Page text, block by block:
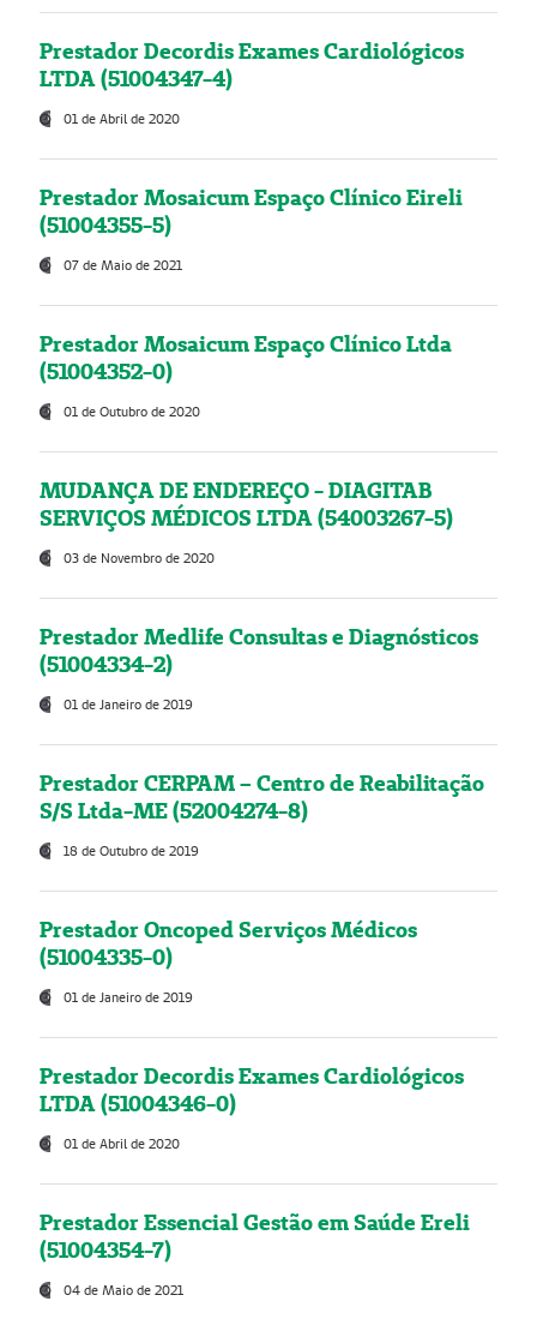
Prestador Decordis Exames Cardiológicos
LTDA (51004347-4)
01 de Abril de 2020
Prestador Mosaicum Espaço Clínico Eireli
(51004355-5)
07 de Maio de 2021
Prestador Mosaicum Espaço Clínico Ltda
(51004352-0)
01 de Outubro de 2020
MUDANÇA DE ENDEREÇO - DIAGITAB
SERVIÇOS MÉDICOS LTDA (54003267-5)
03 de Novembro de 2020
Prestador Medlife Consultas e Diagnósticos
(51004334-2)
01 de Janeiro de 2019
Prestador CERPAM – Centro de Reabilitação
S/S Ltda-ME (52004274-8)
18 de Outubro de 2019
Prestador Oncoped Serviços Médicos
(51004335-0)
01 de Janeiro de 2019
Prestador Decordis Exames Cardiológicos
LTDA (51004346-0)
01 de Abril de 2020
Prestador Essencial Gestão em Saúde Ereli
(51004354-7)
04 de Maio de 2021